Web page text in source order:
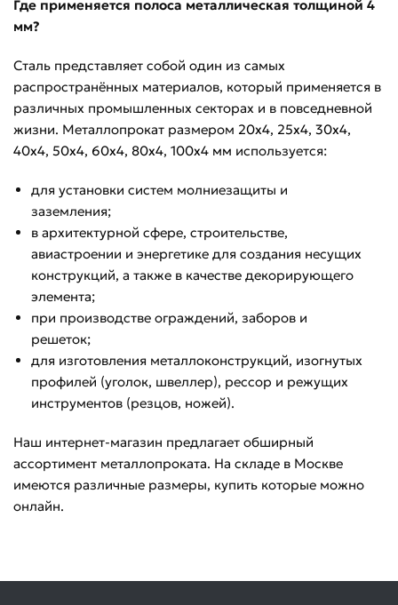
Где применяется полоса металлическая толщиной 4
мм?
Сталь представляет собой один из самых
распространённых материалов, который применяется в
различных промышленных секторах и в повседневной
жизни. Металлопрокат размером 20х4, 25х4, 30х4,
40х4, 50х4, 60х4, 80х4, 100х4 мм используется:
для установки систем молниезащиты и
заземления;
в архитектурной сфере, строительстве,
авиастроении и энергетике для создания несущих
конструкций, а также в качестве декорирующего
элемента;
при производстве ограждений, заборов и
решеток;
для изготовления металлоконструкций, изогнутых
профилей (уголок, швеллер), рессор и режущих
инструментов (резцов, ножей).
Наш интернет-магазин предлагает обширный
ассортимент металлопроката. На складе в Москве
имеются различные размеры, купить которые можно
онлайн.